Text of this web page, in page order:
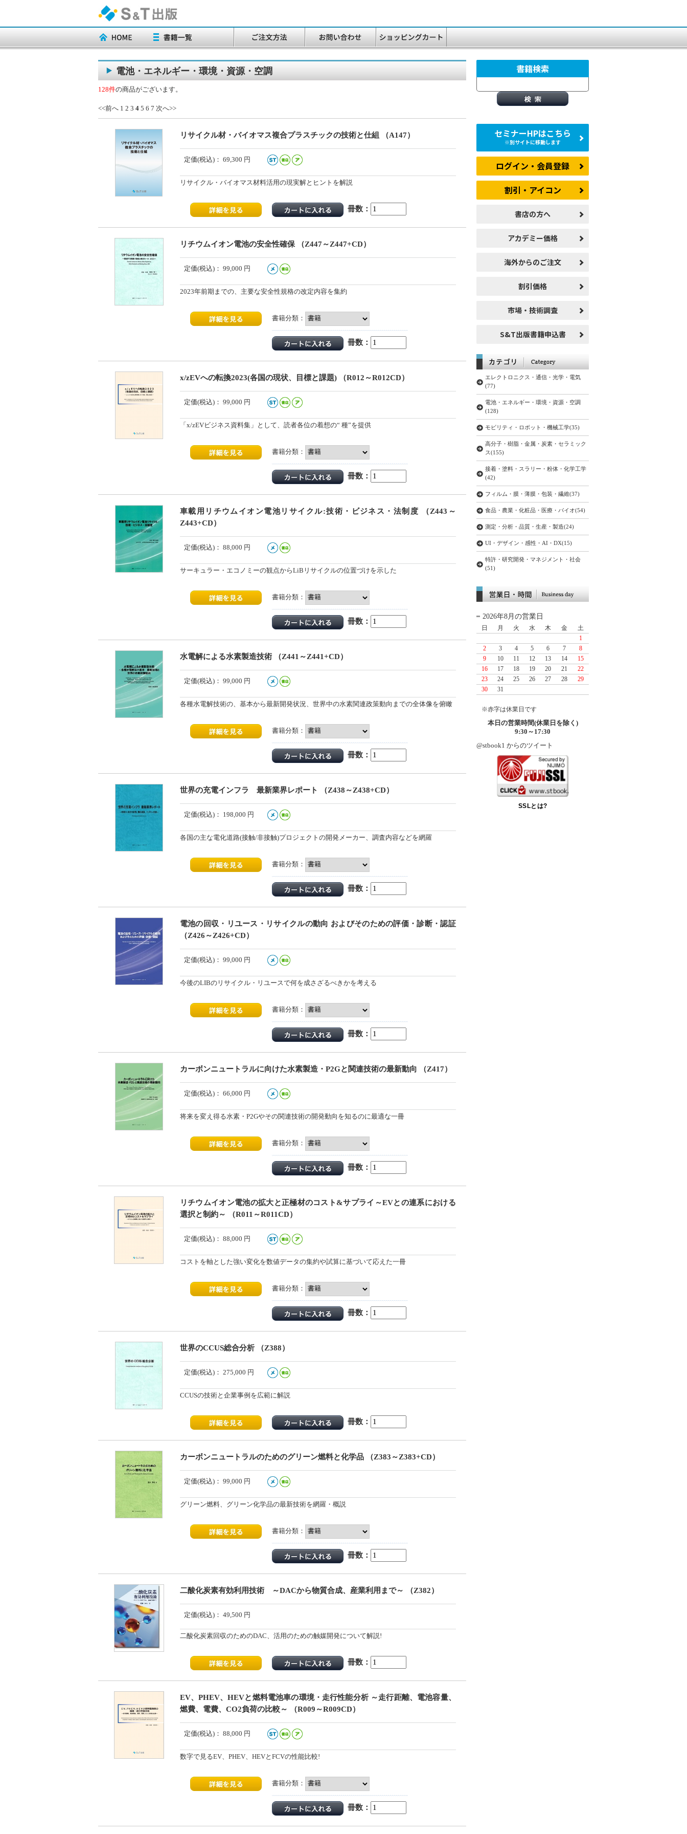
電池・エネルギー・環境・資源・空調
128件の商品がございます。
<<前へ 1 2 3 4 5 6 7 次へ>>
リサイクル材・バイオマス複合プラスチックの技術と仕組 （A147）
定価(税込)： 69,300 円
リサイクル・バイオマス材料活用の現実解とヒントを解説
冊数：
リチウムイオン電池の安全性確保 （Z447～Z447+CD）
定価(税込)： 99,000 円
2023年前期までの、主要な安全性規格の改定内容を集約
書籍分類：
冊数：
x/zEVへの転換2023(各国の現状、目標と課題) （R012～R012CD）
定価(税込)： 99,000 円
「x/zEVビジネス資料集」として、読者各位の着想の“ 種”を提供
書籍分類：
冊数：
車載用リチウムイオン電池リサイクル:技術・ビジネス・法制度 （Z443～
Z443+CD）
定価(税込)： 88,000 円
サーキュラー・エコノミーの観点からLiBリサイクルの位置づけを示した
書籍分類：
冊数：
水電解による水素製造技術 （Z441～Z441+CD）
定価(税込)： 99,000 円
各種水電解技術の、基本から最新開発状況、世界中の水素関連政策動向までの全体像を俯瞰
書籍分類：
冊数：
世界の充電インフラ 最新業界レポート （Z438～Z438+CD）
定価(税込)： 198,000 円
各国の主な電化道路(接触/非接触)プロジェクトの開発メーカー、調査内容などを網羅
書籍分類：
冊数：
電池の回収・リユース・リサイクルの動向 およびそのための評価・診断・認証
（Z426～Z426+CD）
定価(税込)： 99,000 円
今後のLIBのリサイクル・リユースで何を成さざるべきかを考える
書籍分類：
冊数：
カーボンニュートラルに向けた水素製造・P2Gと関連技術の最新動向 （Z417）
定価(税込)： 66,000 円
将来を変え得る水素・P2Gやその関連技術の開発動向を知るのに最適な一冊
書籍分類：
冊数：
リチウムイオン電池の拡大と正極材のコスト&サプライ～EVとの連系における
選択と制約～ （R011～R011CD）
定価(税込)： 88,000 円
コストを軸とした強い変化を数値データの集約や試算に基づいて応えた一冊
書籍分類：
冊数：
世界のCCUS総合分析 （Z388）
定価(税込)： 275,000 円
CCUSの技術と企業事例を広範に解説
冊数：
カーボンニュートラルのためのグリーン燃料と化学品 （Z383～Z383+CD）
定価(税込)： 99,000 円
グリーン燃料、グリーン化学品の最新技術を網羅・概説
書籍分類：
冊数：
二酸化炭素有効利用技術 ～DACから物質合成、産業利用まで～ （Z382）
定価(税込)： 49,500 円
二酸化炭素回収のためのDAC、活用のための触媒開発について解説!
冊数：
EV、PHEV、HEVと燃料電池車の環境・走行性能分析 ～走行距離、電池容量、
燃費、電費、CO2負荷の比較～ （R009～R009CD）
定価(税込)： 88,000 円
数字で見るEV、PHEV、HEVとFCVの性能比較!
書籍分類：
冊数：
書籍検索
セミナーHPはこちら
※別サイトに移動します
ログイン・会員登録
割引・アイコン
書店の方へ
アカデミー価格
海外からのご注文
割引価格
市場・技術調査
S&T出版書籍申込書
エレクトロニクス・通信・光学・電気
(77)
電池・エネルギー・環境・資源・空調
(128)
モビリティ・ロボット・機械工学(35)
高分子・樹脂・金属・炭素・セラミック
ス(155)
接着・塗料・スラリー・粉体・化学工学
(42)
フィルム・膜・薄膜・包装・繊維(37)
食品・農業・化粧品・医療・バイオ(54)
測定・分析・品質・生産・製造(24)
UI・デザイン・感性・AI・DX(15)
特許・研究開発・マネジメント・社会
(51)
2026年8月の営業日
日 月 火 水 木 金
土
1
2
3 4 5 6 7
8
9
10 11 12 13 14
15
16
17 18 19 20 21
22
23
24 25 26 27 28
29
30
31
※赤字は休業日です
本日の営業時間(休業日を除く)
9:30～17:30
@stbook1 からのツイート
SSLとは?